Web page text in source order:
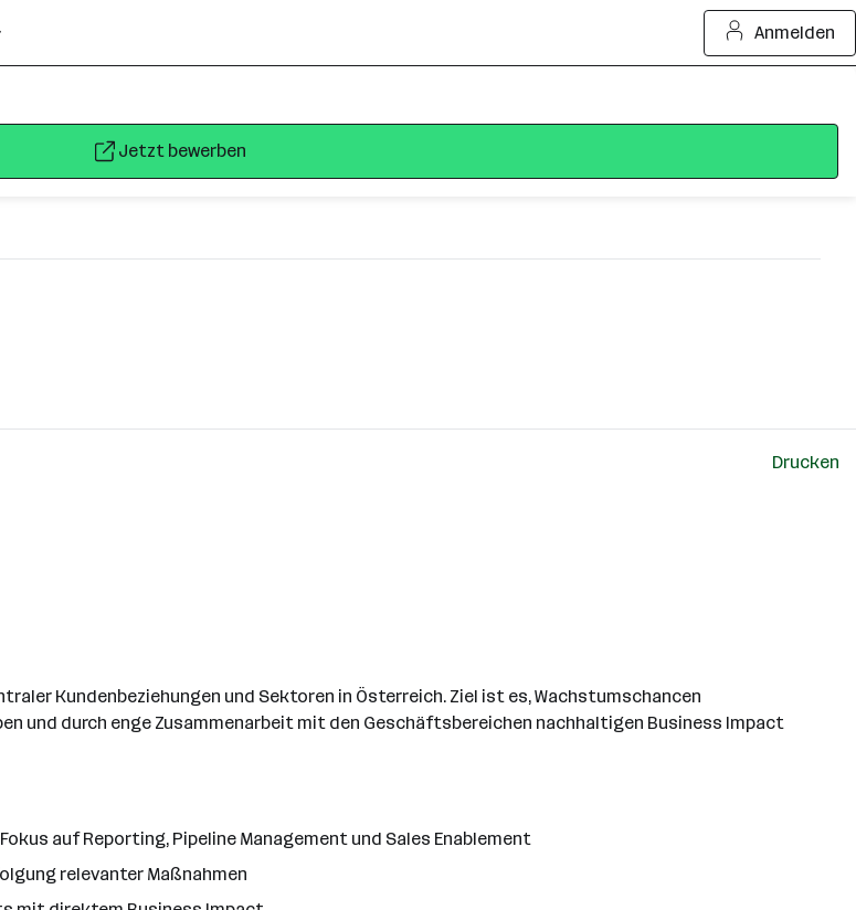
Anmelden
Jetzt bewerben
Drucken
Kundenbeziehungen und Sektoren in Österreich. Ziel ist es, Wachstumschancen
durch enge Zusammenarbeit mit den Geschäftsbereichen nachhaltigen Business Impact
auf Reporting, Pipeline Management und Sales Enablement
relevanter Maßnahmen